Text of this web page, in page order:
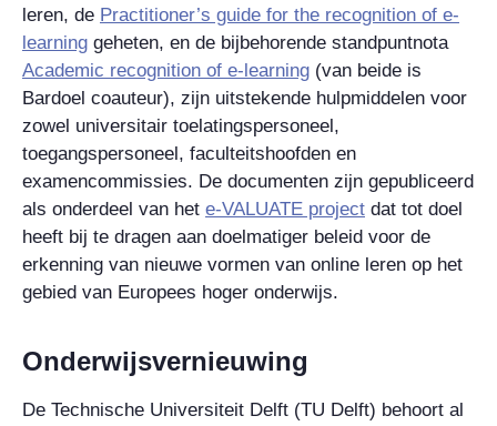
leren, de Practitioner’s guide for the recognition of e-
learning geheten, en de bijbehorende standpuntnota
Academic recognition of e-learning (van beide is
Bardoel coauteur), zijn uitstekende hulpmiddelen voor
zowel universitair toelatingspersoneel,
toegangspersoneel, faculteitshoofden en
examencommissies. De documenten zijn gepubliceerd
als onderdeel van het e-VALUATE project dat tot doel
heeft bij te dragen aan doelmatiger beleid voor de
erkenning van nieuwe vormen van online leren op het
gebied van Europees hoger onderwijs.
Onderwijsvernieuwing
De Technische Universiteit Delft (TU Delft) behoort al